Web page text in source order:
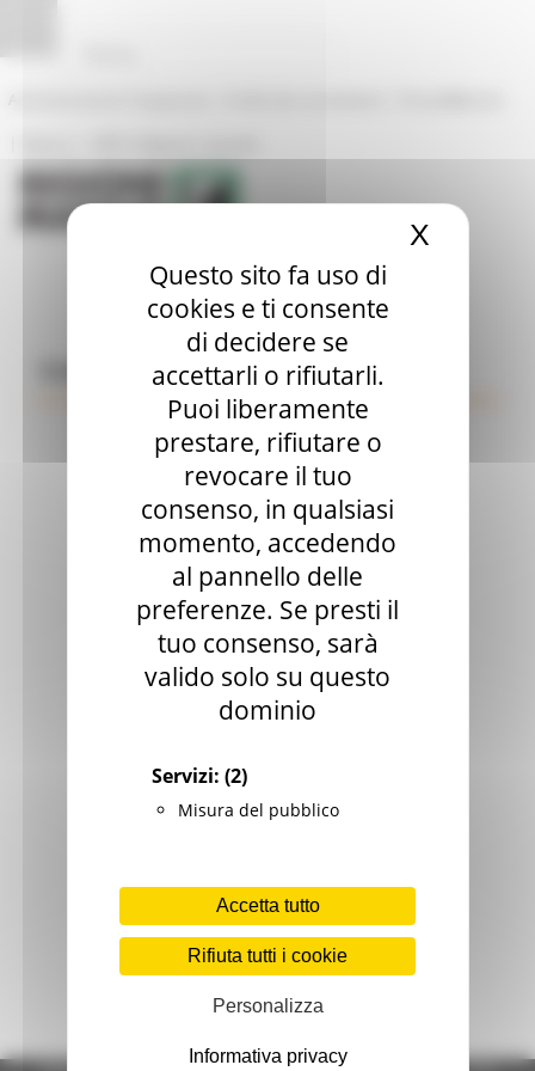
Questo sito fa uso di
cookies e ti consente
di decidere se
accettarli o rifiutarli.
Puoi liberamente
prestare, rifiutare o
revocare il tuo
consenso, in qualsiasi
momento, accedendo
al pannello delle
preferenze. Se presti il
tuo consenso, sarà
valido solo su questo
dominio
Servizi: (2)
Misura del pubblico
Accetta tutto
Rifiuta tutti i cookie
Personalizza
Informativa privacy
X
Comunicati Stampa